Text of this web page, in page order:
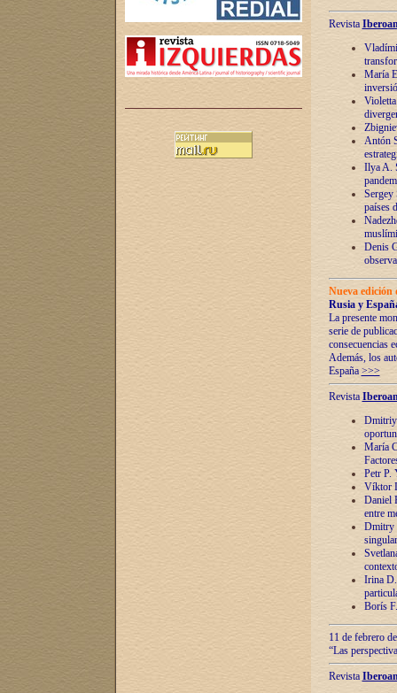
Revista
María
Antón
Ilya A.
Sergey
países
Denis
Nueva
Rusia y
La presente
serie de
consecuencias
Además, los
España >>>
Revista
Dmitriy
María
Petr P.
Víktor
Daniel
entre
Dmitry
Irina
Borís
11 de febrero
“Las
Revista